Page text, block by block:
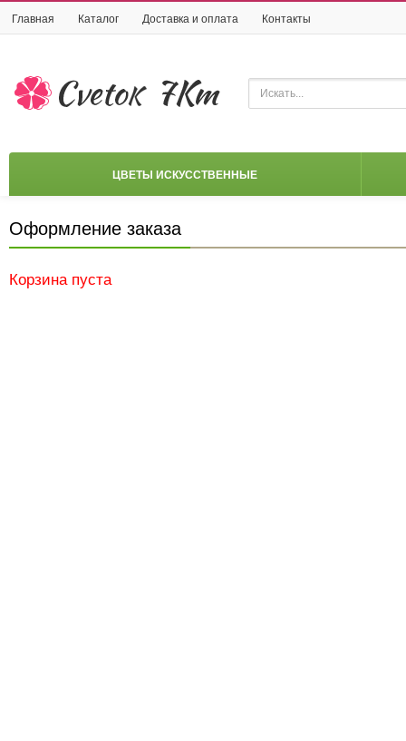
Главная Каталог Доставка и оплата Контакты
ЦВЕТЫ ИСКУССТВЕННЫЕ
Оформление заказа
Корзина пуста